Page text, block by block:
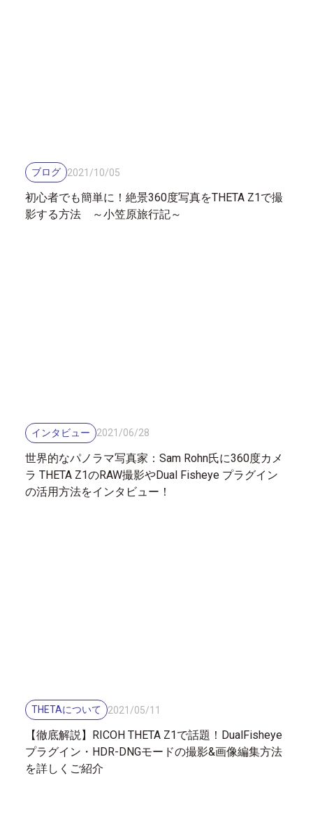
ブログ 2021 /10/05
初心者でも簡単に！絶景360度写真をTHETA Z1で撮
影する方法 ～小笠原旅行記～
インタビュー 2021 /06/28
世界的なパノラマ写真家：Sam Rohn氏に360度カメ
ラ THETA Z1のRAW撮影やDual Fisheye プラグイン
の活用方法をインタビュー！
THETAについて 2021 /05/11
【徹底解説】RICOH THETA Z1で話題！DualFisheye
プラグイン・HDR-DNGモードの撮影&画像編集方法
を詳しくご紹介